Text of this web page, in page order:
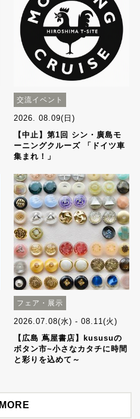
交流イベント
2026. 08.09(日)
【中止】第1回 シン・廣島モ
ーニングクルーズ 「ドイツ車
集まれ！」
フェア・展示
2026.07.08(水) - 08.11(火)
【広島 蔦屋書店】kususuの
ボタン市~小さなカタチに時間
と彩りを込めて～
MORE